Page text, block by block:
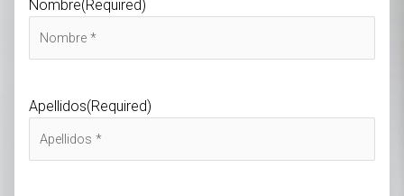
Nombre(Required)
Apellidos(Required)